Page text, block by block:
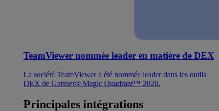
TeamViewer nommée leader en matière de DEX
La société TeamViewer a été nommée leader dans les outils
DEX de Gartner® Magic Quadrant™ 2026.
Principales intégrations